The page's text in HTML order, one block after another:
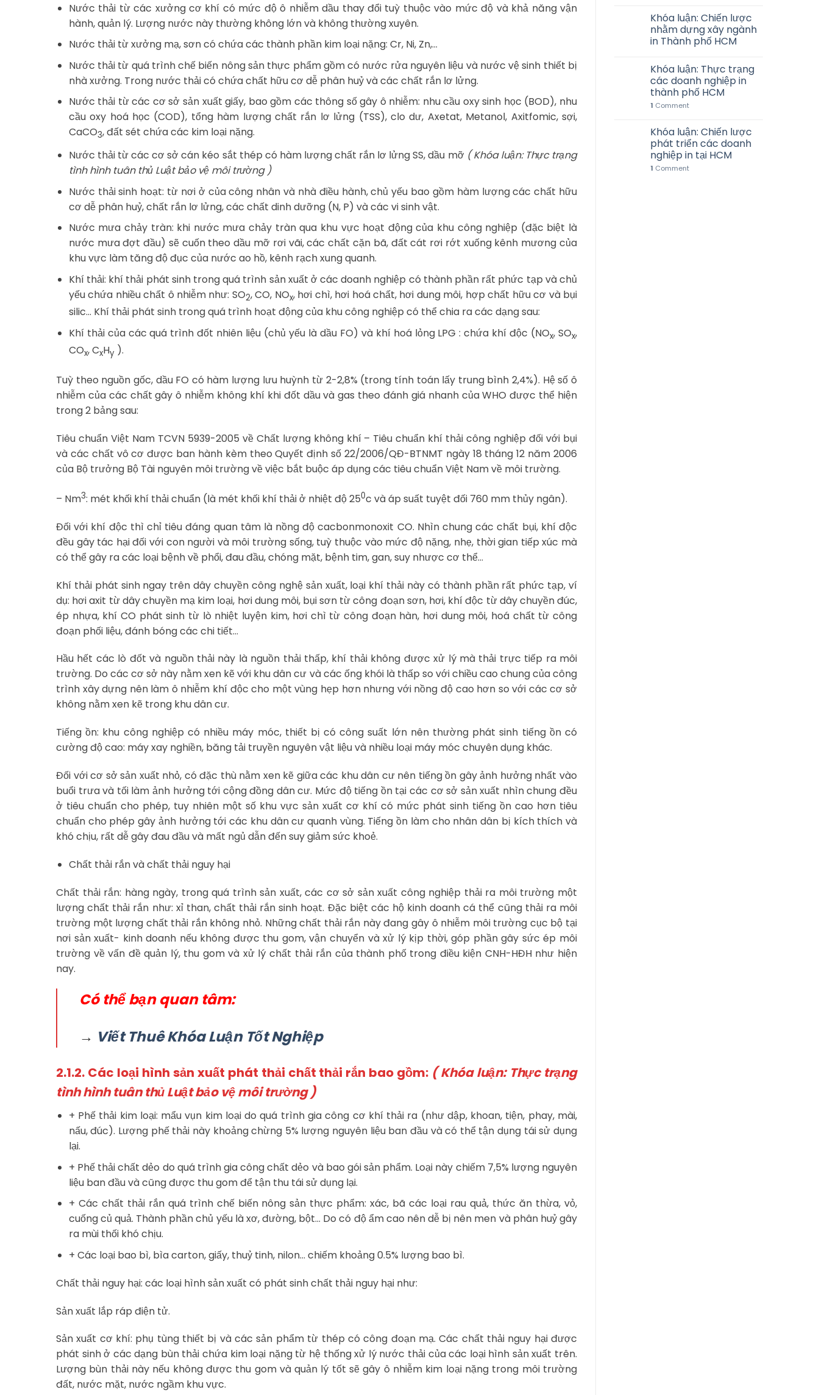
Nước thải từ các xưởng cơ khí có mức độ ô nhiễm dầu thay đổi tuỳ thuộc vào mức độ và khả năng vận
hành, quản lý. Lượng nước này thường không lớn và không thường xuyên.
Nước thải từ xưởng mạ, sơn có chứa các thành phần kim loại nặng: Cr, Ni, Zn,…
Nước thải từ quá trình chế biến nông sản thực phẩm gồm có nước rửa nguyên liệu và nước vệ sinh thiết bị
nhà xưởng. Trong nước thải có chứa chất hữu cơ dễ phân huỷ và các chất rắn lơ lửng.
Nước thải từ các cơ sở sản xuất giấy, bao gồm các thông số gây ô nhiễm: nhu cầu oxy sinh học (BOD), nhu
cầu oxy hoá học (COD), tổng hàm lượng chất rắn lơ lửng (TSS), clo dư, Axetat, Metanol, Axitfomic, sợi,
CaCO3, đất sét chứa các kim loại nặng.
Nước thải từ các cơ sở cán kéo sắt thép có hàm lượng chất rắn lơ lửng SS, dầu mỡ ( Khóa luận: Thực trạng
tình hình tuân thủ Luật bảo vệ môi trường )
Nước thải sinh hoạt: từ nơi ở của công nhân và nhà điều hành, chủ yếu bao gồm hàm lượng các chất hữu
cơ dễ phân huỷ, chất rắn lơ lửng, các chất dinh dưỡng (N, P) và các vi sinh vật.
Nước mưa chảy tràn: khi nước mưa chảy tràn qua khu vực hoạt động của khu công nghiệp (đặc biệt là
nước mưa đợt đầu) sẽ cuốn theo dầu mỡ rơi vãi, các chất cặn bã, đất cát rơi rớt xuống kênh mương của
khu vực làm tăng độ đục của nước ao hồ, kênh rạch xung quanh.
Khí thải: khí thải phát sinh trong quá trình sản xuất ở các doanh nghiệp có thành phần rất phức tạp và chủ
yếu chứa nhiều chất ô nhiễm như: SO2, CO, NOx, hơi chì, hơi hoá chất, hơi dung môi, hợp chất hữu cơ và bụi
silic… Khí thải phát sinh trong quá trình hoạt động của khu công nghiệp có thể chia ra các dạng sau:
Khí thải của các quá trình đốt nhiên liệu (chủ yếu là dầu FO) và khí hoá lỏng LPG : chứa khí độc (NOx, SOx,
COx, CxHy).
Tuỳ theo nguồn gốc, dầu FO có hàm lượng lưu huỳnh từ 2-2,8% (trong tính toán lấy trung bình 2,4%). Hệ số ô
nhiễm của các chất gây ô nhiễm không khí khi đốt dầu và gas theo đánh giá nhanh của WHO được thể hiện
trong 2 bảng sau:
Tiêu chuẩn Việt Nam TCVN 5939-2005 về Chất lượng không khí – Tiêu chuẩn khí thải công nghiệp đối với bụi
và các chất vô cơ được ban hành kèm theo Quyết định số 22/2006/QĐ-BTNMT ngày 18 tháng 12 năm 2006
của Bộ trưởng Bộ Tài nguyên môi trường về việc bắt buộc áp dụng các tiêu chuẩn Việt Nam về môi trường.
– Nm3: mét khối khí thải chuẩn (là mét khối khí thải ở nhiệt độ 250c và áp suất tuyệt đối 760 mm thủy ngân).
Đối với khí độc thì chỉ tiêu đáng quan tâm là nồng độ cacbonmonoxit CO. Nhìn chung các chất bụi, khí độc
đều gây tác hại đối với con người và môi trường sống, tuỳ thuộc vào mức độ nặng, nhẹ, thời gian tiếp xúc mà
có thể gây ra các loại bệnh về phổi, đau đầu, chóng mặt, bệnh tim, gan, suy nhược cơ thể…
Khí thải phát sinh ngay trên dây chuyền công nghệ sản xuất, loại khí thải này có thành phần rất phức tạp, ví
dụ: hơi axit từ dây chuyền mạ kim loại, hơi dung môi, bụi sơn từ công đoạn sơn, hơi, khí độc từ dây chuyền đúc,
ép nhựa, khí CO phát sinh từ lò nhiệt luyện kim, hơi chì từ công đoạn hàn, hơi dung môi, hoá chất từ công
đoạn phối liệu, đánh bóng các chi tiết…
Hầu hết các lò đốt và nguồn thải này là nguồn thải thấp, khí thải không được xử lý mà thải trực tiếp ra môi
trường. Do các cơ sở này nằm xen kẽ với khu dân cư và các ống khói là thấp so với chiều cao chung của công
trình xây dựng nên làm ô nhiễm khí độc cho một vùng hẹp hơn nhưng với nồng độ cao hơn so với các cơ sở
không nằm xen kẽ trong khu dân cư.
Tiếng ồn: khu công nghiệp có nhiều máy móc, thiết bị có công suất lớn nên thường phát sinh tiếng ồn có
cường độ cao: máy xay nghiền, băng tải truyền nguyên vật liệu và nhiều loại máy móc chuyên dụng khác.
Đối với cơ sở sản xuất nhỏ, có đặc thù nằm xen kẽ giữa các khu dân cư nên tiếng ồn gây ảnh hưởng nhất vào
buổi trưa và tối làm ảnh hưởng tới cộng đồng dân cư. Mức độ tiếng ồn tại các cơ sở sản xuất nhìn chung đều
ở tiêu chuẩn cho phép, tuy nhiên một số khu vực sản xuất cơ khí có mức phát sinh tiếng ồn cao hơn tiêu
chuẩn cho phép gây ảnh hưởng tới các khu dân cư quanh vùng. Tiếng ồn làm cho nhân dân bị kích thích và
khó chịu, rất dễ gây đau đầu và mất ngủ dẫn đến suy giảm sức khoẻ.
Chất thải rắn và chất thải nguy hại
Chất thải rắn: hàng ngày, trong quá trình sản xuất, các cơ sở sản xuất công nghiệp thải ra môi trường một
lượng chất thải rắn như: xỉ than, chất thải rắn sinh hoạt. Đặc biệt các hộ kinh doanh cá thể cũng thải ra môi
trường một lượng chất thải rắn không nhỏ. Những chất thải rắn này đang gây ô nhiễm môi trường cục bộ tại
nơi sản xuất- kinh doanh nếu không được thu gom, vận chuyển và xử lý kịp thời, góp phần gây sức ép môi
trường về vấn đề quản lý, thu gom và xử lý chất thải rắn của thành phố trong điều kiện CNH-HĐH như hiện
nay.
Có thể bạn quan tâm:
→ Viết Thuê Khóa Luận Tốt Nghiệp
2.1.2. Các loại hình sản xuất phát thải chất thải rắn bao gồm: ( Khóa luận: Thực trạng
tình hình tuân thủ Luật bảo vệ môi trường )
+ Phế thải kim loại: mẩu vụn kim loại do quá trình gia công cơ khí thải ra (như dập, khoan, tiện, phay, mài,
nấu, đúc). Lượng phế thải này khoảng chừng 5% lượng nguyên liệu ban đầu và có thể tận dụng tái sử dụng
lại.
+ Phế thải chất dẻo do quá trình gia công chất dẻo và bao gói sản phẩm. Loại này chiếm 7,5% lượng nguyên
liệu ban đầu và cũng được thu gom để tận thu tái sử dụng lại.
+ Các chất thải rắn quá trình chế biến nông sản thực phẩm: xác, bã các loại rau quả, thức ăn thừa, vỏ,
cuống củ quả. Thành phần chủ yếu là xơ, đường, bột… Do có độ ẩm cao nên dễ bị nên men và phân huỷ gây
ra mùi thối khó chịu.
+ Các loại bao bì, bìa carton, giấy, thuỷ tinh, nilon… chiếm khoảng 0.5% lượng bao bì.
Chất thải nguy hại: các loại hình sản xuất có phát sinh chất thải nguy hại như:
Sản xuất lắp ráp điện tử.
Sản xuất cơ khí: phụ tùng thiết bị và các sản phẩm từ thép có công đoạn mạ. Các chất thải nguy hại được
phát sinh ở các dạng bùn thải chứa kim loại nặng từ hệ thống xử lý nước thải của các loại hình sản xuất trên.
Lượng bùn thải này nếu không được thu gom và quản lý tốt sẽ gây ô nhiễm kim loại nặng trong môi trường
đất, nước mặt, nước ngầm khu vực.
Khóa luận: Chiến lược
nhằm dựng xây ngành
in Thành phố HCM
Khóa luận: Thực trạng
các doanh nghiệp in
thành phố HCM
1 Comment
Khóa luận: Chiến lược
phát triển các doanh
nghiệp in tại HCM
1 Comment